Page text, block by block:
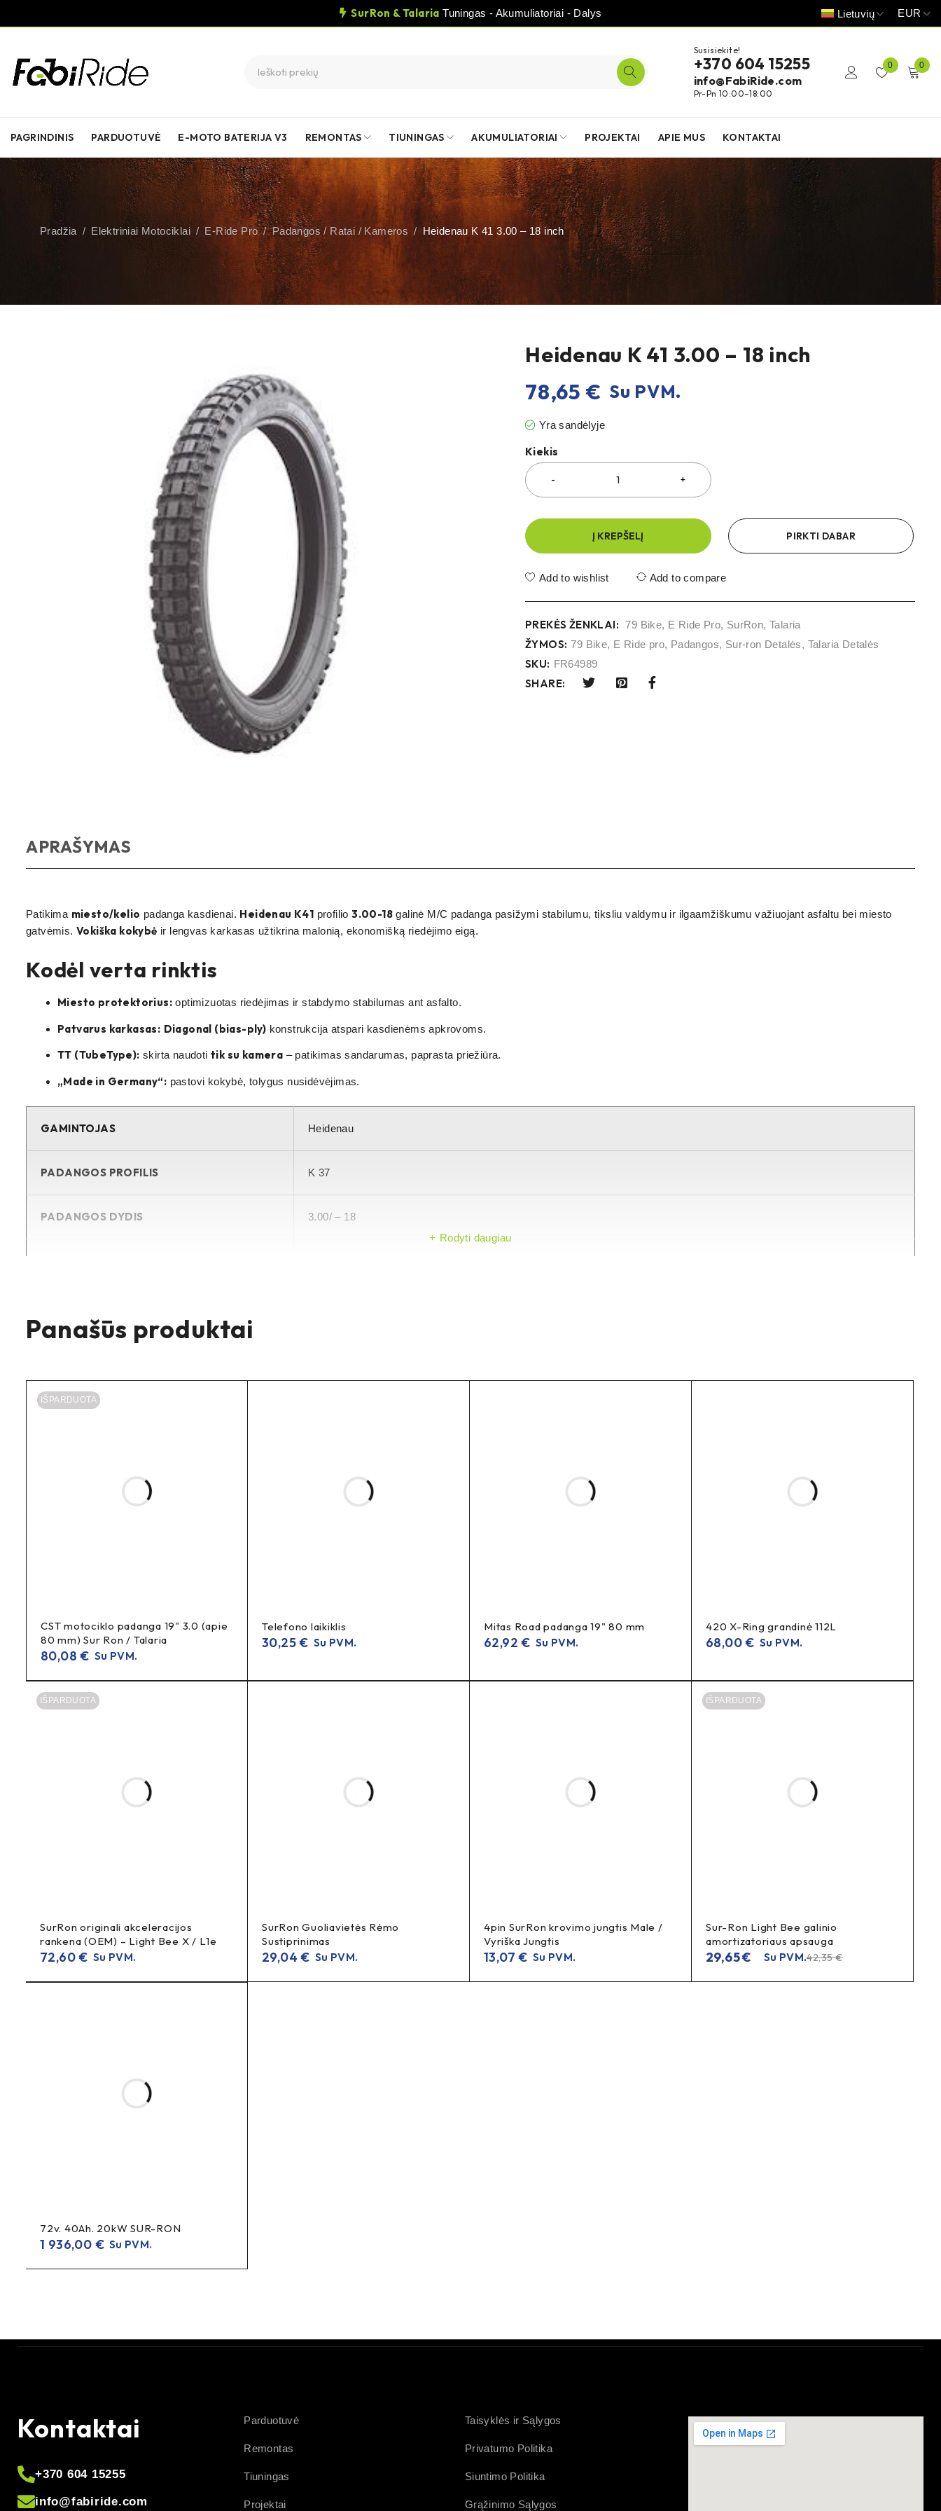
SurRon & Talaria Tuningas - Akumuliatoriai - Dalys Lietuvių EUR
Susisiekite!
+370 604 15255
info@FabiRide.com
Pr-Pn 10:00–18:00
0 0
PAGRINDINIS PARDUOTUVĖ E-MOTO BATERIJA V3 REMONTAS TIUNINGAS AKUMULIATORIAI PROJEKTAI APIE MUS KONTAKTAI
Pradžia / Elektriniai Motociklai / E-Ride Pro / Padangos / Ratai / Kameros / Heidenau K 41 3.00 – 18 inch
Heidenau K 41 3.00 – 18 inch
78,65 € Su PVM.
Yra sandėlyje
Kiekis
Į KREPŠELĮ PIRKTI DABAR
Add to wishlist Add to compare
PREKĖS ŽENKLAI: 79 Bike, E Ride Pro, SurRon,Talaria
ŽYMOS: 79 Bike, E Ride pro, Padangos, Sur-ron Detalės, Talaria Detalės
SKU: FR64989
SHARE:
APRAŠYMAS
Patikima miesto/kelio padanga kasdienai. Heidenau K41 profilio3.00-18 galinė M/C padanga pasižymi stabilumu, tiksliu valdymu ir ilgaamžiškumu važiuojant asfaltu bei miesto
gatvėmis.Vokiška kokybė ir lengvas karkasas užtikrina malonią, ekonomišką riedėjimo eigą.
Kodėl verta rinktis
Miesto protektorius: optimizuotas riedėjimas ir stabdymo stabilumas ant asfalto.
Patvarus karkasas: Diagonal (bias-ply) konstrukcija atspari kasdienėms apkrovoms.
TT (TubeType): skirta naudotitik su kamera – patikimas sandarumas, paprasta priežiūra.
„Made in Germany“: pastovi kokybė, tolygus nusidėvėjimas.
GAMINTOJAS Heidenau
PADANGOS PROFILIS K 37
PADANGOS DYDIS 3.00/ – 18
SPEED INDEX
TT / TubeType – padanga skirta naudoti tik su kamera / Diagonal
DUK
Ar tinka be kameros (TL)?
Ar ši padanga tinkama žvyrui/bekelei?
Rodyti daugiau
Panašūs produktai
IŠPARDUOTA
CST motociklo padanga 19" 3.0 (apie
80 mm) Sur Ron / Talaria
80,08€ Su PVM.
Telefono laikiklis
30,25€ Su PVM.
Mitas Road padanga 19" 80 mm
62,92€ Su PVM.
420 X-Ring grandinė 112L
68,00€ Su PVM.
IŠPARDUOTA
SurRon originali akceleracijos
rankena (OEM) – Light Bee X / L1e
72,60€ Su PVM.
SurRon Guoliavietės Rėmo
Sustiprinimas
29,04€ Su PVM.
4pin SurRon krovimo jungtis Male /
Vyriška Jungtis
13,07€ Su PVM.
IŠPARDUOTA
Sur-Ron Light Bee galinio
amortizatoriaus apsauga
42,35€
29,65€ Su PVM.
72v. 40Ah. 20kW SUR-RON
1 936,00 € Su PVM.
Kontaktai
+370 604 15255
info@fabiride.com
Parduotuvė
Remontas
Tiuningas
Projektai
Taisyklės ir Sąlygos
Privatumo Politika
Siuntimo Politika
Grąžinimo Sąlygos